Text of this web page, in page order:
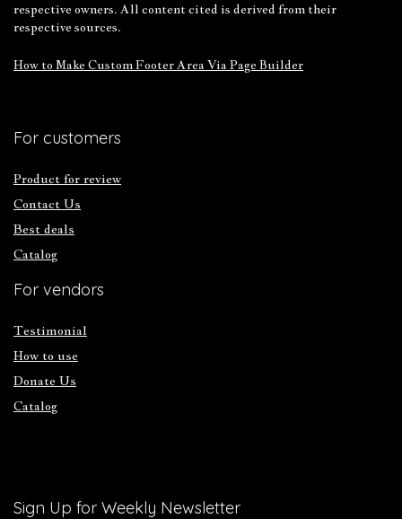
respective owners. All content cited is derived from their
respective sources.
How to Make Custom Footer Area Via Page Builder
For customers
Product for review
Contact Us
Best deals
Catalog
For vendors
Testimonial
How to use
Donate Us
Catalog
Sign Up for Weekly Newsletter